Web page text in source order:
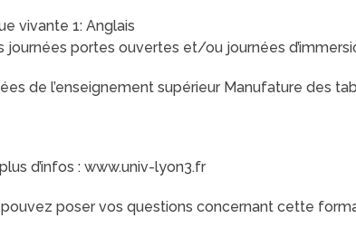
vivante 1: Anglais
journées portes ouvertes et/ou journées
de l’enseignement supérieur Manufature des
d’infos : www.univ-lyon3.fr
poser vos questions concernant cette